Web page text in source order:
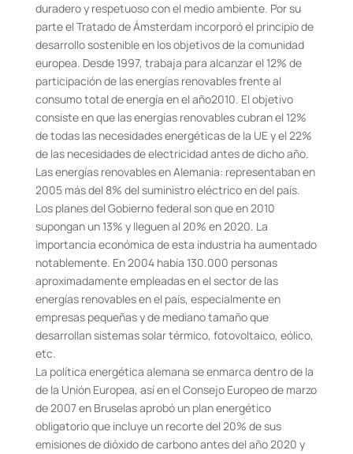
duradero y respetuoso con el medio ambiente. Por su
parte el Tratado de Ámsterdam incorporó el principio de
desarrollo sostenible en los objetivos de la comunidad
europea. Desde 1997, trabaja para alcanzar el 12% de
participación de las energías renovables frente al
consumo total de energía en el año2010. El objetivo
consiste en que las energías renovables cubran el 12%
de todas las necesidades energéticas de la UE y el 22%
de las necesidades de electricidad antes de dicho año.
Las energías renovables en Alemania: representaban en
2005 más del 8% del suministro eléctrico en del país.
Los planes del Gobierno federal son que en 2010
supongan un 13% y lleguen al 20% en 2020. La
importancia económica de esta industria ha aumentado
notablemente. En 2004 había 130.000 personas
aproximadamente empleadas en el sector de las
energías renovables en el país, especialmente en
empresas pequeñas y de mediano tamaño que
desarrollan sistemas solar térmico, fotovoltaico, eólico,
etc.
La política energética alemana se enmarca dentro de la
de la Unión Europea, así en el Consejo Europeo de marzo
de 2007 en Bruselas aprobó un plan energético
obligatorio que incluye un recorte del 20% de sus
emisiones de dióxido de carbono antes del año 2020 y